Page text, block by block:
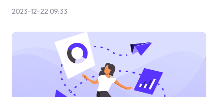
2023-12-22 09:33